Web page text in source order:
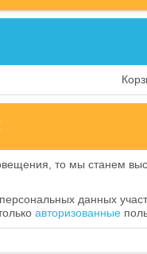
то мы станем
данных
авторизованные